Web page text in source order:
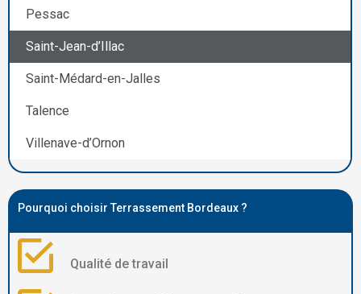
Pessac
Saint-Jean-d’Illac
Saint-Médard-en-Jalles
Talence
Villenave-d’Ornon
Pourquoi choisir Terrassement Bordeaux ?
Qualité de travail